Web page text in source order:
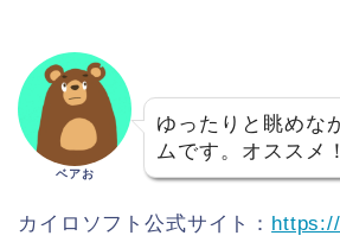
ベアお
ゆったりと眺めな
ムです。オススメ！
カイロソフト公式サイト：